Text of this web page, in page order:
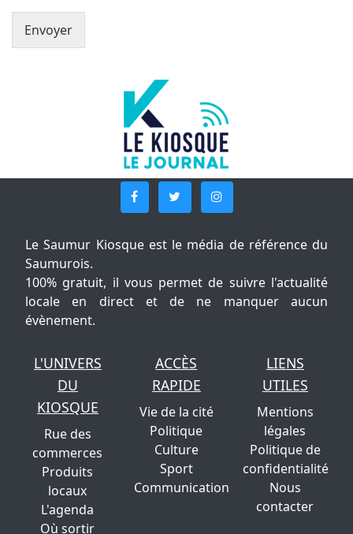
Envoyer
Le Saumur Kiosque est le média de référence du
Saumurois.
100% gratuit, il vous permet de suivre l'actualité
locale en direct et de ne manquer aucun
évènement.
L'UNIVERS
DU
KIOSQUE
Rue des
commerces
Produits
locaux
L'agenda
Où sortir
ACCÈS
RAPIDE
Vie de la cité
Politique
Culture
Sport
Communication
LIENS
UTILES
Mentions
légales
Politique de
confidentialité
Nous
contacter